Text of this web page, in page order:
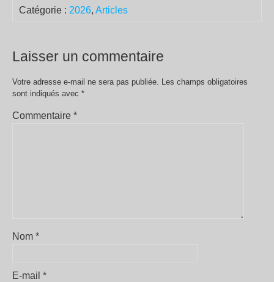
Catégorie : 2026, Articles
Laisser un commentaire
Votre adresse e-mail ne sera pas publiée. Les champs obligatoires
sont indiqués avec *
Commentaire *
Nom *
E-mail *